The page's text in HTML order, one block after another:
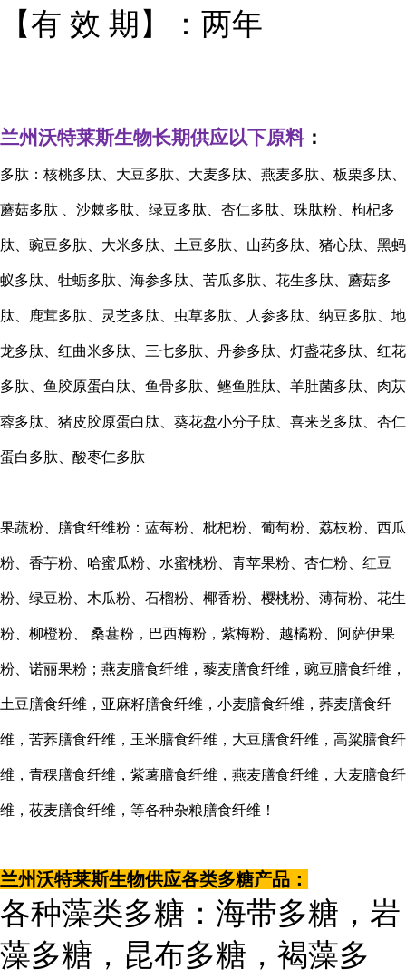
【有 效 期】：两年
兰州沃特莱斯生物长期供应以下原料：
多肽：核桃多肽、大豆多肽、大麦多肽、燕麦多肽、板栗多肽、
蘑菇多肽 、沙棘多肽、绿豆多肽、杏仁多肽、珠肽粉、枸杞多
肽、豌豆多肽、大米多肽、土豆多肽、山药多肽、猪心肽、黑蚂
蚁多肽、牡蛎多肽、海参多肽、苦瓜多肽、花生多肽、蘑菇多
肽、鹿茸多肽、灵芝多肽、虫草多肽、人参多肽、纳豆多肽、地
龙多肽、红曲米多肽、三七多肽、丹参多肽、灯盏花多肽、红花
多肽、鱼胶原蛋白肽、鱼骨多肽、鲣鱼胜肽、羊肚菌多肽、肉苁
蓉多肽、猪皮胶原蛋白肽、葵花盘小分子肽、喜来芝多肽、杏仁
蛋白多肽、酸枣仁多肽
果蔬粉、膳食纤维粉：蓝莓粉、枇杷粉、葡萄粉、荔枝粉、西瓜
粉、香芋粉、哈蜜瓜粉、水蜜桃粉、青苹果粉、杏仁粉、红豆
粉、绿豆粉、木瓜粉、石榴粉、椰香粉、樱桃粉、薄荷粉、花生
粉、柳橙粉、 桑葚粉，巴西梅粉，紫梅粉、越橘粉、阿萨伊果
粉、诺丽果粉；燕麦膳食纤维，藜麦膳食纤维，豌豆膳食纤维，
土豆膳食纤维，亚麻籽膳食纤维，小麦膳食纤维，荞麦膳食纤
维，苦荞膳食纤维，玉米膳食纤维，大豆膳食纤维，高粱膳食纤
维，青稞膳食纤维，紫薯膳食纤维，燕麦膳食纤维，大麦膳食纤
维，莜麦膳食纤维，等各种杂粮膳食纤维！
兰州沃特莱斯生物供应各类多糖产品：
各种藻类多糖：海带多糖，岩
藻多糖，昆布多糖，褐藻多